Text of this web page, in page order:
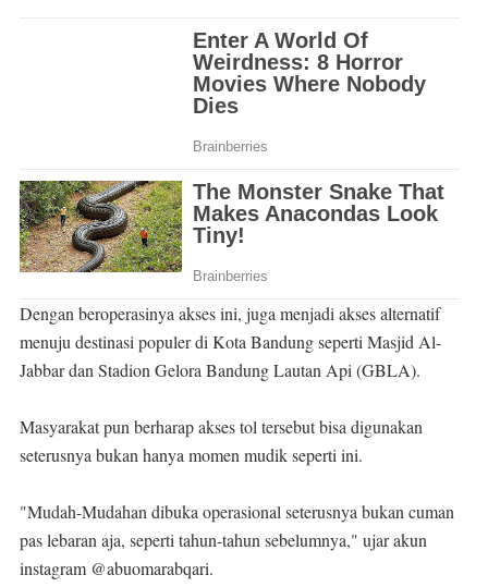
Dengan beroperasinya akses ini, juga menjadi akses alternatif
menuju destinasi populer di Kota Bandung seperti Masjid Al-
Jabbar dan Stadion Gelora Bandung Lautan Api (GBLA).
Masyarakat pun berharap akses tol tersebut bisa digunakan
seterusnya bukan hanya momen mudik seperti ini.
"Mudah-Mudahan dibuka operasional seterusnya bukan cuman
pas lebaran aja, seperti tahun-tahun sebelumnya," ujar akun
instagram @abuomarabqari.